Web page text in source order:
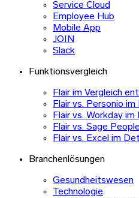
Service Cloud
Employee Hub
Mobile App
JOIN
Slack
Funktionsvergleich
Flair im Vergleich
Flair vs. Personio
Flair vs. Workday
Flair vs. Sage
Flair vs. Excel im
Branchenlösungen
Gesundheitswesen
Technologie